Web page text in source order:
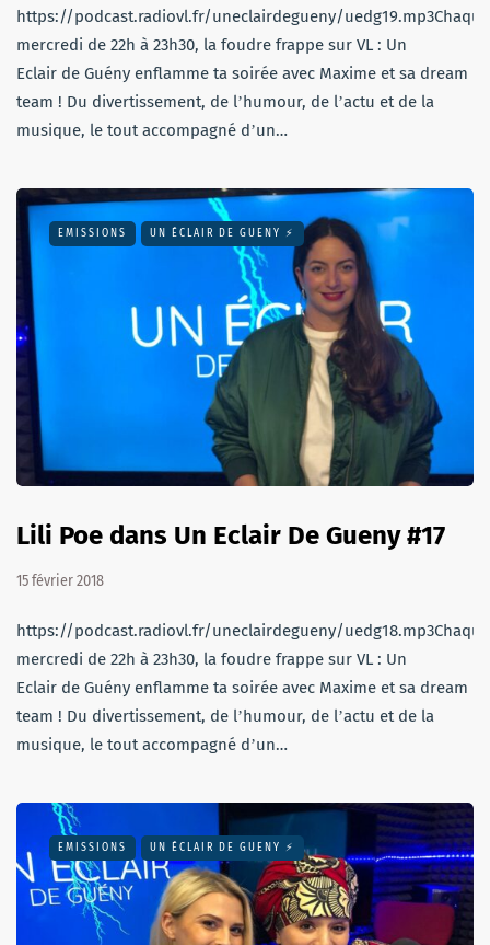
https://podcast.radiovl.fr/uneclairdegueny/uedg19.mp3Chaque
mercredi de 22h à 23h30, la foudre frappe sur VL : Un
Eclair de Guény enflamme ta soirée avec Maxime et sa dream
team ! Du divertissement, de lʼhumour, de lʼactu et de la
musique, le tout accompagné dʼun…
EMISSIONS UN ÉCLAIR DE GUENY ⚡️
Lili Poe dans Un Eclair De Gueny #17
15 février 2018
https://podcast.radiovl.fr/uneclairdegueny/uedg18.mp3Chaque
mercredi de 22h à 23h30, la foudre frappe sur VL : Un
Eclair de Guény enflamme ta soirée avec Maxime et sa dream
team ! Du divertissement, de lʼhumour, de lʼactu et de la
musique, le tout accompagné dʼun…
EMISSIONS UN ÉCLAIR DE GUENY ⚡️